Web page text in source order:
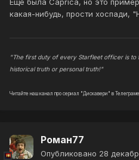
Ещё была Caprica, но это
какая-нибудь, прости хоспади,
"The first duty of every Starfleet officer is
historical truth or personal truth!"
Читайте наш канал про сериал "Дискавери" в
Роман77
Опубликовано 28